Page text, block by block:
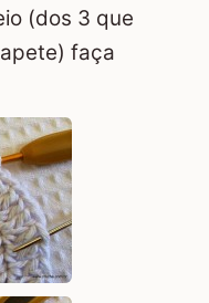
(dos 3 que
faça